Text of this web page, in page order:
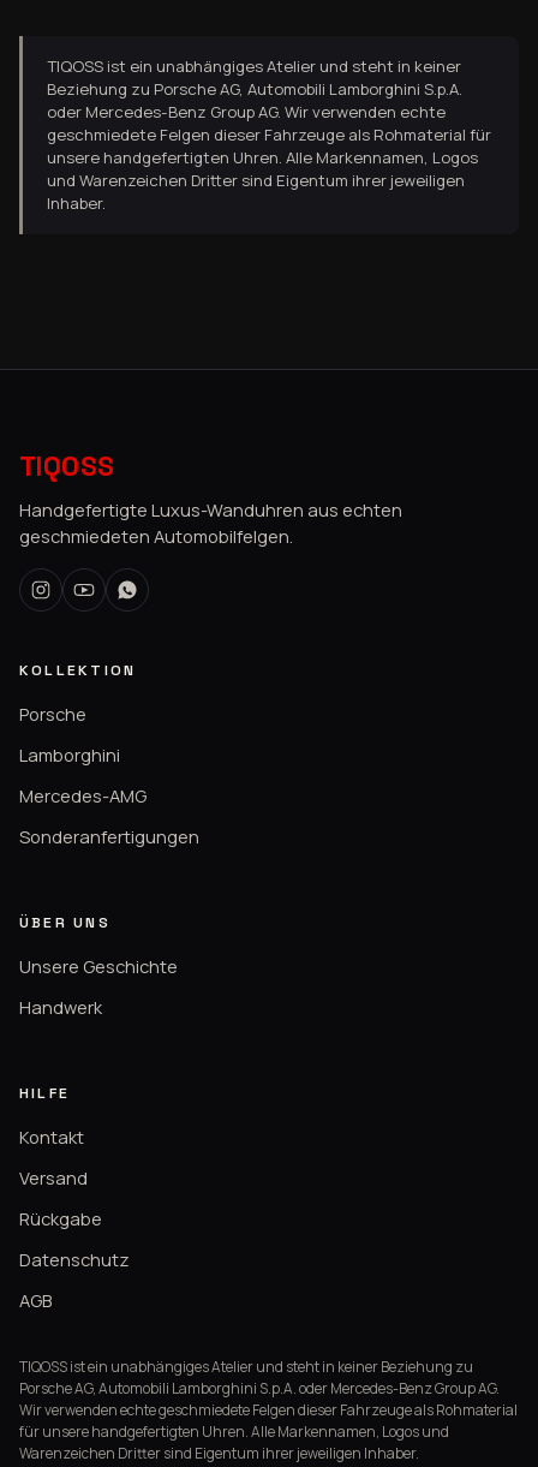
TIQOSS ist ein unabhängiges Atelier und steht in keiner
Beziehung zu Porsche AG, Automobili Lamborghini S.p.A.
oder Mercedes-Benz Group AG. Wir verwenden echte
geschmiedete Felgen dieser Fahrzeuge als Rohmaterial für
unsere handgefertigten Uhren. Alle Markennamen, Logos
und Warenzeichen Dritter sind Eigentum ihrer jeweiligen
Inhaber.
TIQOSS
Handgefertigte Luxus-Wanduhren aus echten
geschmiedeten Automobilfelgen.
KOLLEKTION
Porsche
Lamborghini
Mercedes-AMG
Sonderanfertigungen
ÜBER UNS
Unsere Geschichte
Handwerk
HILFE
Kontakt
Versand
Rückgabe
Datenschutz
AGB
TIQOSS ist ein unabhängiges Atelier und steht in keiner Beziehung zu
Porsche AG, Automobili Lamborghini S.p.A. oder Mercedes-Benz Group AG.
Wir verwenden echte geschmiedete Felgen dieser Fahrzeuge als Rohmaterial
für unsere handgefertigten Uhren. Alle Markennamen, Logos und
Warenzeichen Dritter sind Eigentum ihrer jeweiligen Inhaber.